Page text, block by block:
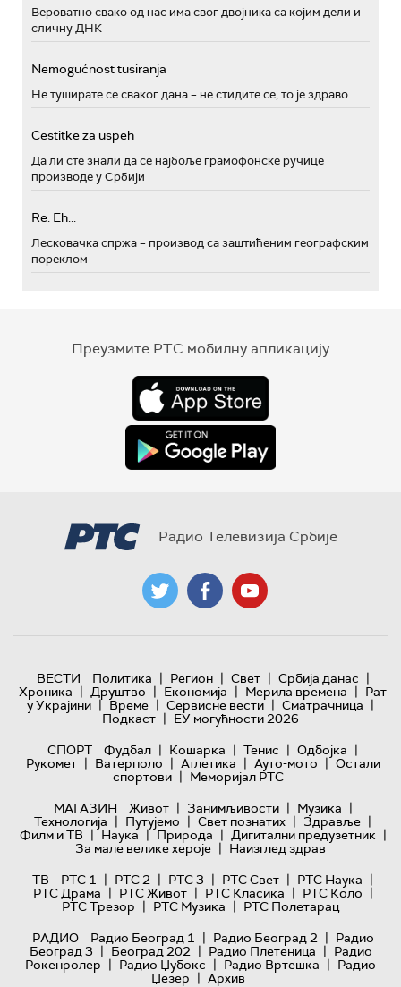
Вероватно свако од нас има свог двојника са којим дели и
сличну ДНК
Nemogućnost tusiranja
Не туширате се сваког дана – не стидите се, то је здраво
Cestitke za uspeh
Да ли сте знали да се најбоље грамофонске ручице
производе у Србији
Re: Eh...
Лесковачка спржа – производ са заштићеним географским
пореклом
Преузмите РТС мобилну апликацију
Радио Телевизија Србије
ВЕСТИ Политика | Регион | Свет | Србија данас |
Хроника | Друштво | Економија | Мерила времена | Рат
у Украјини | Време | Сервисне вести | Сматрачница |
Подкаст | ЕУ могућности 2026
СПОРТ
Фудбал | Кошарка | Тенис | Одбојка |
Рукомет | Ватерполо | Атлетика | Ауто-мото | Остали
спортови | Меморијал РТС
МАГАЗИН
Живот | Занимљивости | Музика |
Технологијa | Путујемо | Свет познатих | Здравље |
Филм и ТВ | Наука | Природа | Дигитални предузетник |
За мале велике хероје | Наизглед здрав
ТВ
РТС 1 | РТС 2 | РТС 3 | РТС Свет | РТС Наука |
РТС Драма | РТС Живот | РТС Класика | РТС Коло |
РТС Трезор | РТС Музика | РТС Полетарац
РАДИО
Радио Београд 1 | Радио Београд 2 | Радио
Београд 3 | Београд 202 | Радио Плетеница | Радио
Рокенролер | Радио Џубокс | Радио Вртешка | Радио
Џезер | Архив